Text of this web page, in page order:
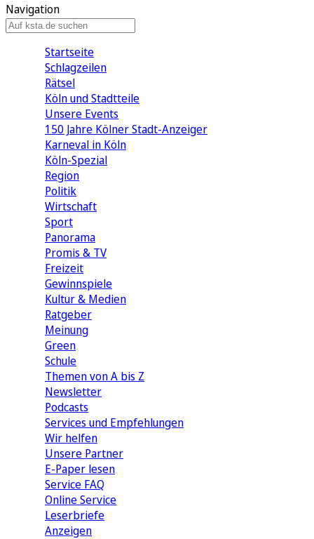
Navigation
Startseite
Schlagzeilen
Rätsel
Köln und Stadtteile
Unsere Events
150 Jahre Kölner Stadt-Anzeiger
Karneval in Köln
Köln-Spezial
Region
Politik
Wirtschaft
Sport
Panorama
Promis & TV
Freizeit
Gewinnspiele
Kultur & Medien
Ratgeber
Meinung
Green
Schule
Themen von A bis Z
Newsletter
Podcasts
Services und Empfehlungen
Wir helfen
Unsere Partner
E-Paper lesen
Service FAQ
Online Service
Leserbriefe
Anzeigen